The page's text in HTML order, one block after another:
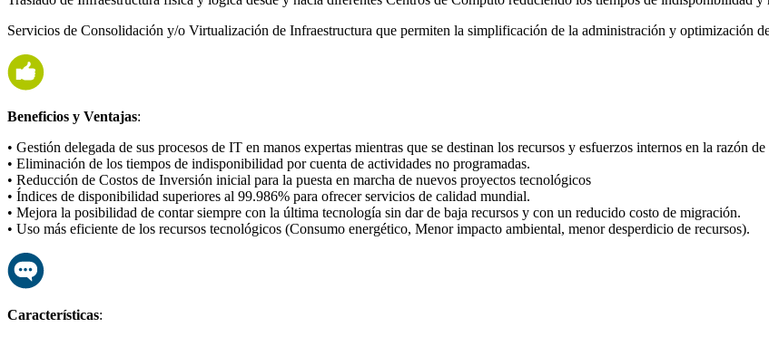
Servicios de Consolidación y/o Virtualización de Infraestructura que permiten la simplificación de la administración y optimización
Beneficios y Ventajas:
• Gestión delegada de sus procesos de IT en manos expertas mientras que se destinan los recursos y esfuerzos internos en la razón
• Eliminación de los tiempos de indisponibilidad por cuenta de actividades no programadas.
• Reducción de Costos de Inversión inicial para la puesta en marcha de nuevos proyectos tecnológicos
• Índices de disponibilidad superiores al 99.986% para ofrecer servicios de calidad mundial.
• Mejora la posibilidad de contar siempre con la última tecnología sin dar de baja recursos y con un reducido costo de migración.
• Uso más eficiente de los recursos tecnológicos (Consumo energético, Menor impacto ambiental, menor desperdicio de recursos).
Características: